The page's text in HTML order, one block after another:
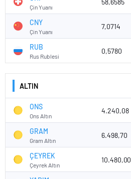
Çin Yuanı
CNY
Çin Yuanı
7,0714
RUB
Rus Rublesi
0,5780
ALTIN
ONS
Ons Altın
4.240,08
GRAM
Gram Altın
6.498,70
ÇEYREK
Çeyrek Altın
10.480,00